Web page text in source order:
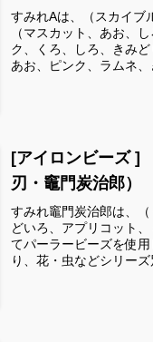
すみれAは、（スカイブ
（マスカット、あお、
ク、くろ、しろ、きみ
あお、ピンク、ラムネ
[アイロンビーズ
刃・竈門炭治郎）
すみれ竈門炭治郎は、
どいろ、アプリコット
てパーラービーズを使
り、花・虫などシリー